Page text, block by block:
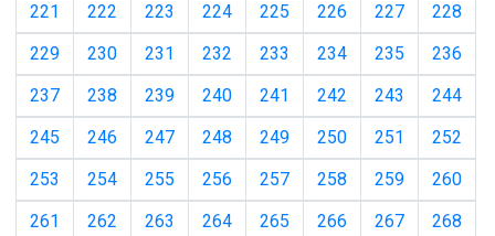
221
222 223 224 225 226 227
228
229
230 231 232 233 234 235
236
237
238 239 240 241 242 243
244
245
246 247 248 249 250 251
252
253
254 255 256 257 258 259
260
261
262 263 264 265 266 267
268